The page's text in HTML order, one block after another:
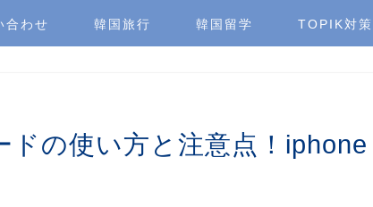
合わせ 韓国旅行 韓国留学 TOPIK対策
ドの使い方と注意点！iphone